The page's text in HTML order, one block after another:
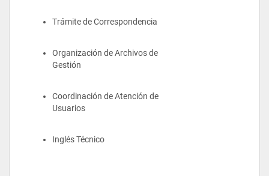
interactuar con clientes internos y externos, para dar solución
Trámite de Correspondencia
Organización de Archivos de
Gestión
Coordinación de Atención de
Usuarios
Inglés Técnico